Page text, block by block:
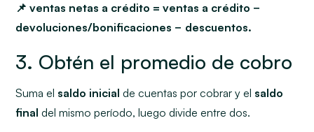
📌 ventas netas a crédito = ventas a crédito −
devoluciones/bonificaciones − descuentos.
3. Obtén el promedio de cobro
Suma el saldo inicial de cuentas por cobrar y el saldo
final del mismo período, luego divide entre dos.